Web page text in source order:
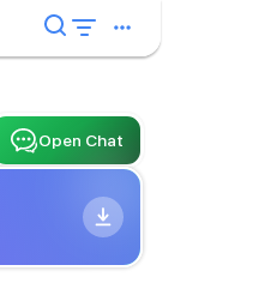
Open Chat